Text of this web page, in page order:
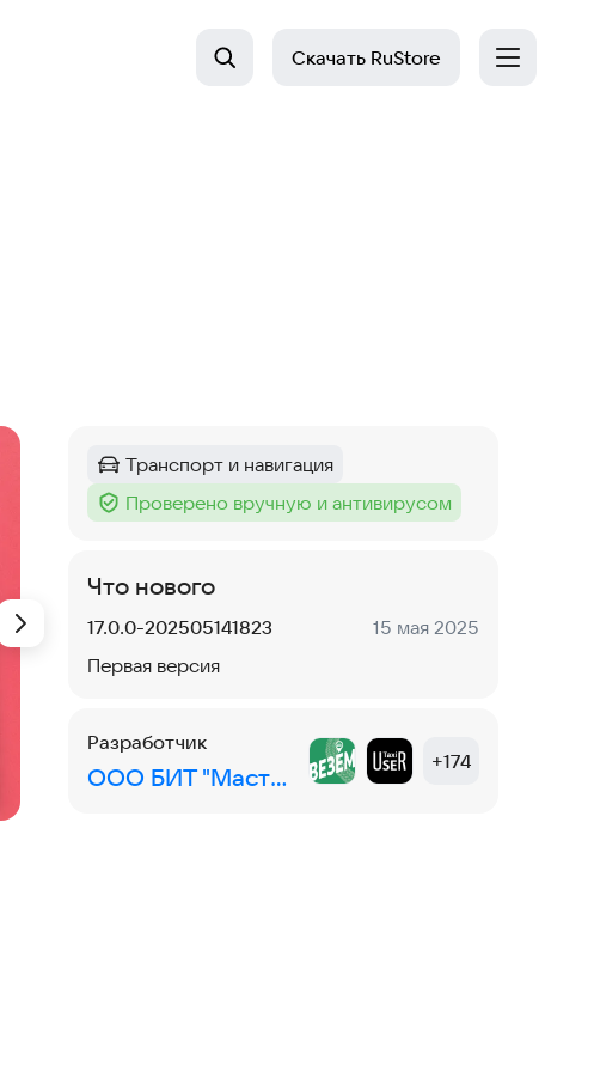
Скачать RuStore
Категория:
Транспорт и навигация
Тег :
Проверено вручную и антивирусом
Что нового
Версия:
17.0.0-202505141823 Дата:
15 мая 2025
Первая версия
Разработчик
ООО БИТ "Мастер"
+174